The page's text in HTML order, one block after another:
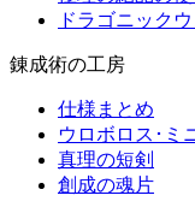
ドラゴニック
錬成術の工房
仕様まとめ
ウロボロス･ミ
真理の短剣
創成の魂片